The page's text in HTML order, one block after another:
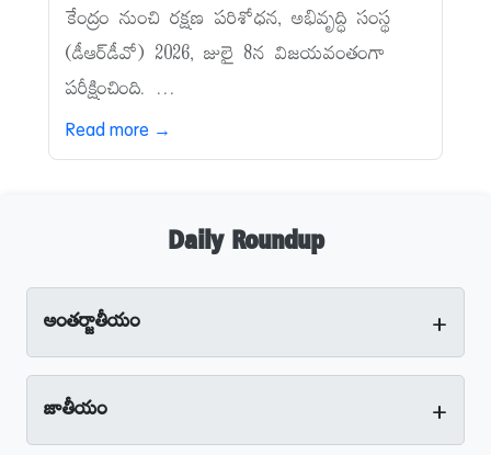
కేంద్రం నుంచి రక్షణ పరిశోధన, అభివృద్ధి సంస్థ
(డీఆర్‌డీవో) 2026, జులై 8న విజయవంతంగా
పరీక్షించింది. ...
Read more →
Daily Roundup
అంతర్జాతీయం +
జాతీయం +